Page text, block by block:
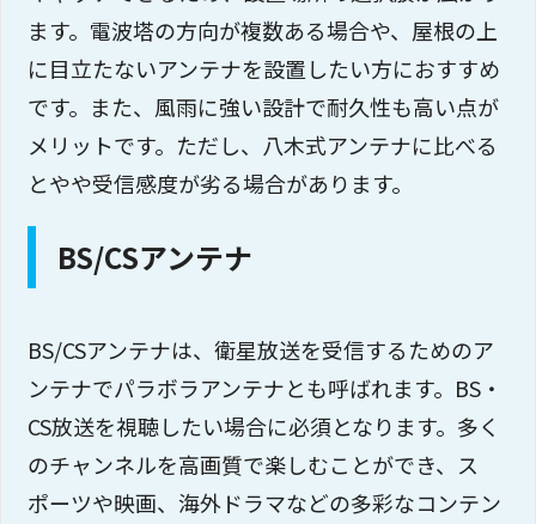
ます。電波塔の方向が複数ある場合や、屋根の上
に目立たないアンテナを設置したい方におすすめ
です。また、風雨に強い設計で耐久性も高い点が
メリットです。ただし、八木式アンテナに比べる
とやや受信感度が劣る場合があります。
BS/CSアンテナ
BS/CSアンテナは、衛星放送を受信するためのア
ンテナでパラボラアンテナとも呼ばれます。BS・
CS放送を視聴したい場合に必須となります。多く
のチャンネルを高画質で楽しむことができ、ス
ポーツや映画、海外ドラマなどの多彩なコンテン